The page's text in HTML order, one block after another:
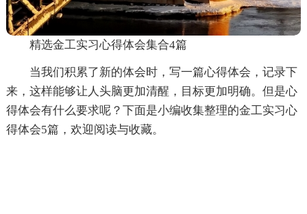
精选金工实习心得体会集合4篇
当我们积累了新的体会时，写一篇心得体会，记录下
来，这样能够让人头脑更加清醒，目标更加明确。但是心
得体会有什么要求呢？下面是小编收集整理的金工实习心
得体会5篇，欢迎阅读与收藏。